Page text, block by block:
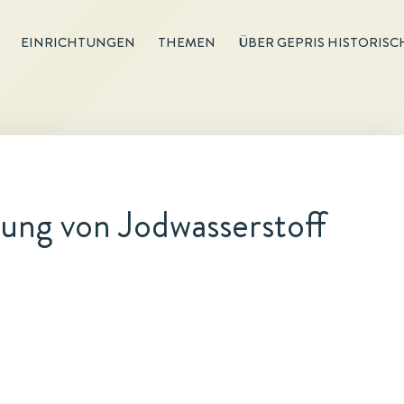
EINRICHTUNGEN THEMEN ÜBER GEPRIS
von Jodwasserstoff